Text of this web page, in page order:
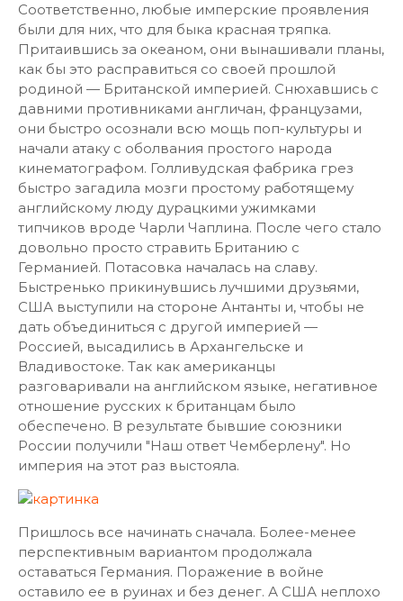
Соответственно, любые имперские проявления
были для них, что для быка красная тряпка.
Притаившись за океаном, они вынашивали планы,
как бы это расправиться со своей прошлой
родиной — Британской империей. Снюхавшись с
давними противниками англичан, французами,
они быстро осознали всю мощь поп-культуры и
начали атаку с оболвания простого народа
кинематографом. Голливудская фабрика грез
быстро загадила мозги простому работящему
английскому люду дурацкими ужимками
типчиков вроде Чарли Чаплина. После чего стало
довольно просто стравить Британию с
Германией. Потасовка началась на славу.
Быстренько прикинувшись лучшими друзьями,
США выступили на стороне Антанты и, чтобы не
дать объединиться с другой империей —
Россией, высадились в Архангельске и
Владивостоке. Так как американцы
разговаривали на английском языке, негативное
отношение русских к британцам было
обеспечено. В результате бывшие союзники
России получили "Наш ответ Чемберлену". Но
империя на этот раз выстояла.
Пришлось все начинать сначала. Более-менее
перспективным вариантом продолжала
оставаться Германия. Поражение в войне
оставило ее в руинах и без денег. А США неплохо